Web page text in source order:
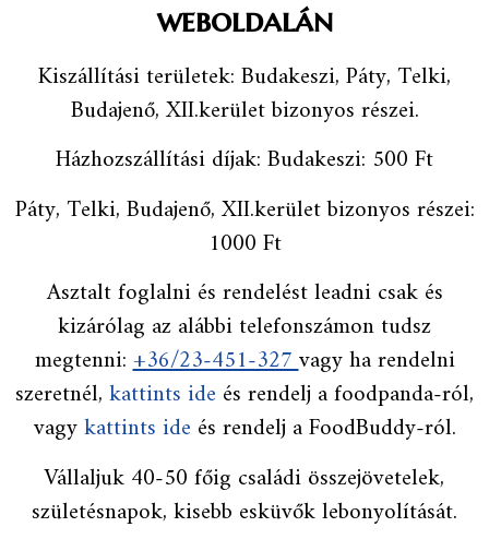
weboldalán
Kiszállítási területek: Budakeszi, Páty, Telki,
Budajenő, XII.kerület bizonyos részei.
Házhozszállítási díjak: Budakeszi: 500 Ft
Páty, Telki, Budajenő, XII.kerület bizonyos részei:
1000 Ft
Asztalt foglalni és rendelést leadni csak és
kizárólag az alábbi telefonszámon tudsz
megtenni:+36/23-451-327vagy ha rendelni
szeretnél,kattints ide és rendelj a foodpanda-ról,
vagykattints ide és rendelj a FoodBuddy-ról.
Vállaljuk 40-50 főig családi összejövetelek,
születésnapok, kisebb esküvők lebonyolítását.